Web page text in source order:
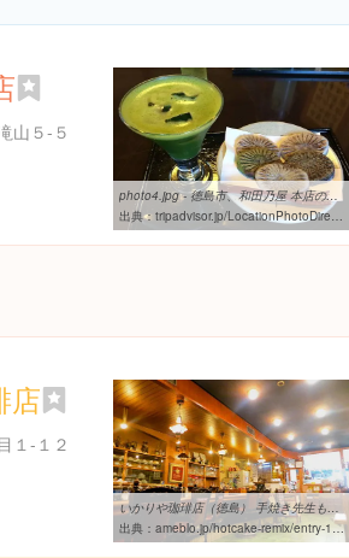
山５-５
photo4.jpg - 徳島市、和田乃屋 本店の写真 - トリップアドバイザー
出典： tripadvisor.jp/LocationPhotoDirectLink-g298236-d7451119-i204354886-Wada_No_Ya_Main_Store-Tokushima_Tokushima_Prefecture_Shikoku.html
店
１-１２
いかりや珈琲店（徳島） 手焼き先生も碇のごとく腰を据えて楽しもう ...
出典： ameblo.jp/hotcake-remix/entry-12169068874.html